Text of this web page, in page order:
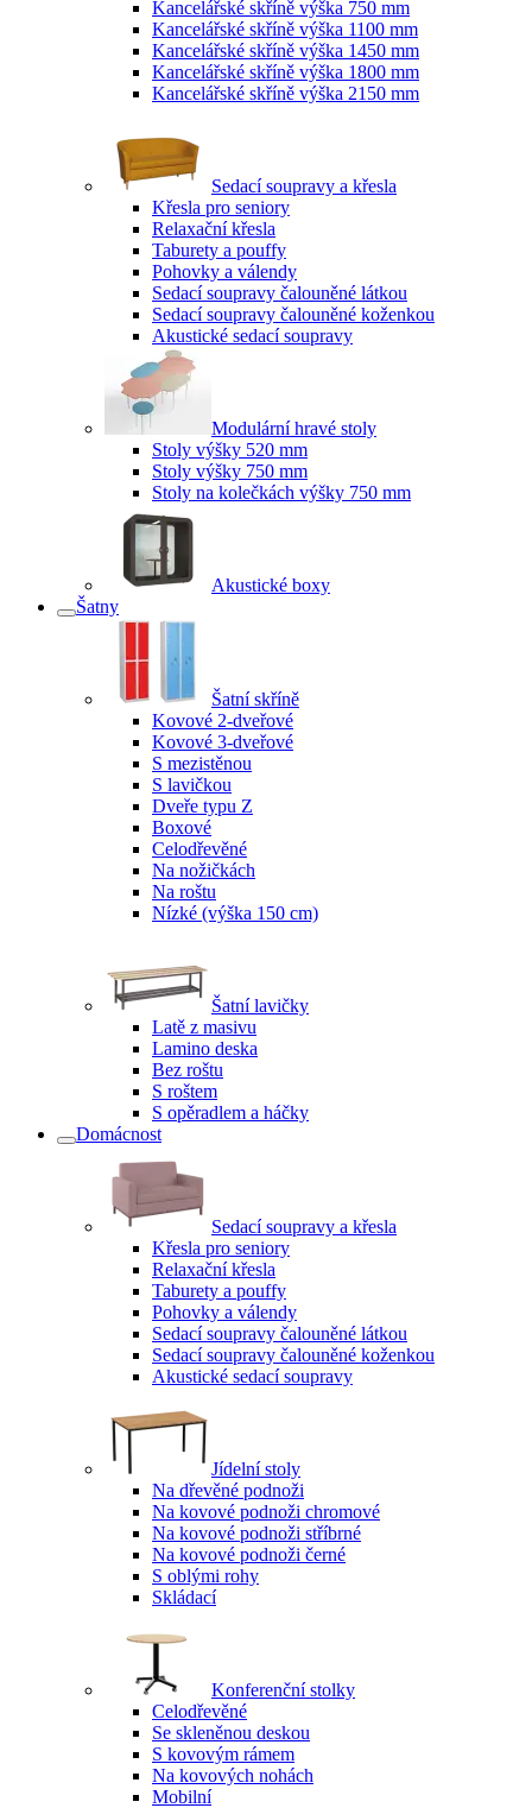
Kancelářské skříně výška 750 mm
Kancelářské skříně výška 1100 mm
Kancelářské skříně výška 1450 mm
Kancelářské skříně výška 1800 mm
Kancelářské skříně výška 2150 mm
Sedací soupravy a křesla
Křesla pro seniory
Relaxační křesla
Taburety a pouffy
Pohovky a válendy
Sedací soupravy čalouněné látkou
Sedací soupravy čalouněné koženkou
Akustické sedací soupravy
Modulární hravé stoly
Stoly výšky 520 mm
Stoly výšky 750 mm
Stoly na kolečkách výšky 750 mm
Akustické boxy
Šatny
Šatní skříně
Kovové 2-dveřové
Kovové 3-dveřové
S mezistěnou
S lavičkou
Dveře typu Z
Boxové
Celodřevěné
Na nožičkách
Na roštu
Nízké (výška 150 cm)
Šatní lavičky
Latě z masivu
Lamino deska
Bez roštu
S roštem
S opěradlem a háčky
Domácnost
Sedací soupravy a křesla
Křesla pro seniory
Relaxační křesla
Taburety a pouffy
Pohovky a válendy
Sedací soupravy čalouněné látkou
Sedací soupravy čalouněné koženkou
Akustické sedací soupravy
Jídelní stoly
Na dřevěné podnoži
Na kovové podnoži chromové
Na kovové podnoži stříbrné
Na kovové podnoži černé
S oblými rohy
Skládací
Konferenční stolky
Celodřevěné
Se skleněnou deskou
S kovovým rámem
Na kovových nohách
Mobilní